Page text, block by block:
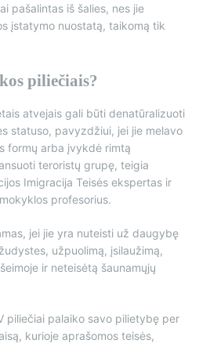
pašalintas iš šalies, nes jie
įstatymo nuostatą, taikomą tik
piliečiais?
atvejais gali būti denatūralizuoti
statuso, pavyzdžiui, jei jie melavo
formų arba įvykdė rimtą
teroristų grupę, teigia
Imigracija Teisės ekspertas ir
profesorius.
jei jie yra nuteisti už daugybę
užpuolimą, įsilaužimą,
ir neteisėtą šaunamųjų
piliečiai palaiko savo pilietybę per
kurioje aprašomos teisės,